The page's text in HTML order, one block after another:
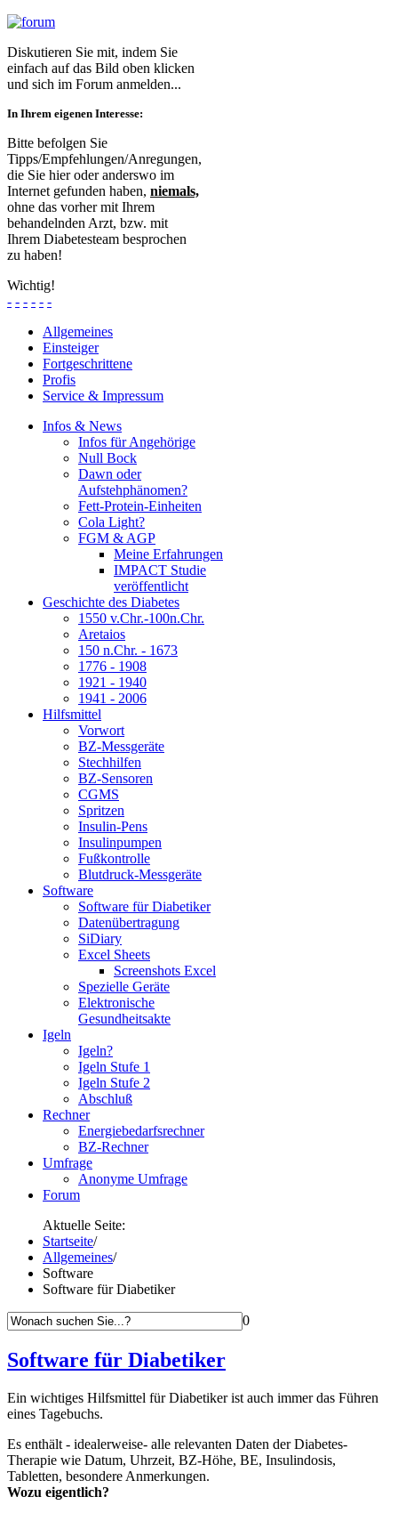
Diskutieren Sie mit, indem Sie
einfach auf das Bild oben klicken
und sich im Forum anmelden...
In Ihrem eigenen Interesse:
Bitte befolgen Sie
Tipps/Empfehlungen/Anregungen,
die Sie hier oder anderswo im
Internet gefunden haben, niemals,
ohne das vorher mit Ihrem
behandelnden Arzt, bzw. mit
Ihrem Diabetesteam besprochen
zu haben!
Wichtig!
- - - - - -
Allgemeines
Einsteiger
Fortgeschrittene
Profis
Service & Impressum
Infos & News
Infos für Angehörige
Null Bock
Dawn oder
Aufstehphänomen?
Fett-Protein-Einheiten
Cola Light?
FGM & AGP
Meine Erfahrungen
IMPACT Studie
veröffentlicht
Geschichte des Diabetes
1550 v.Chr.-100n.Chr.
Aretaios
150 n.Chr. - 1673
1776 - 1908
1921 - 1940
1941 - 2006
Hilfsmittel
Vorwort
BZ-Messgeräte
Stechhilfen
BZ-Sensoren
CGMS
Spritzen
Insulin-Pens
Insulinpumpen
Fußkontrolle
Blutdruck-Messgeräte
Software
Software für Diabetiker
Datenübertragung
SiDiary
Excel Sheets
Screenshots Excel
Spezielle Geräte
Elektronische
Gesundheitsakte
Igeln
Igeln?
Igeln Stufe 1
Igeln Stufe 2
Abschluß
Rechner
Energiebedarfsrechner
BZ-Rechner
Umfrage
Anonyme Umfrage
Forum
Aktuelle Seite:
Startseite/
Allgemeines/
Software
Software für Diabetiker
0
Software für Diabetiker
Ein wichtiges Hilfsmittel für Diabetiker ist auch immer das Führen
eines Tagebuchs.
Es enthält - idealerweise- alle relevanten Daten der Diabetes-
Therapie wie Datum, Uhrzeit, BZ-Höhe, BE, Insulindosis,
Tabletten, besondere Anmerkungen.
Wozu eigentlich?